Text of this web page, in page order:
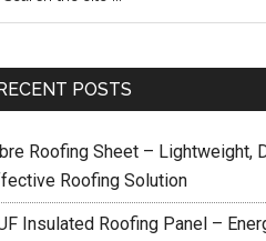
POSTS
Roofing Sheet – Lightweight,
Roofing Solution
Insulated Roofing Panel –